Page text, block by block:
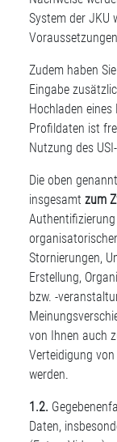
System der JKU
Zudem haben
Eingabe
Hochladen
Profildaten ist
Nutzung des
Die oben
insgesamt zum
Stornierungen,
Erstellung,
bzw. -
von Ihnen auch
Verteidigung
werden.
1.2.
Daten,